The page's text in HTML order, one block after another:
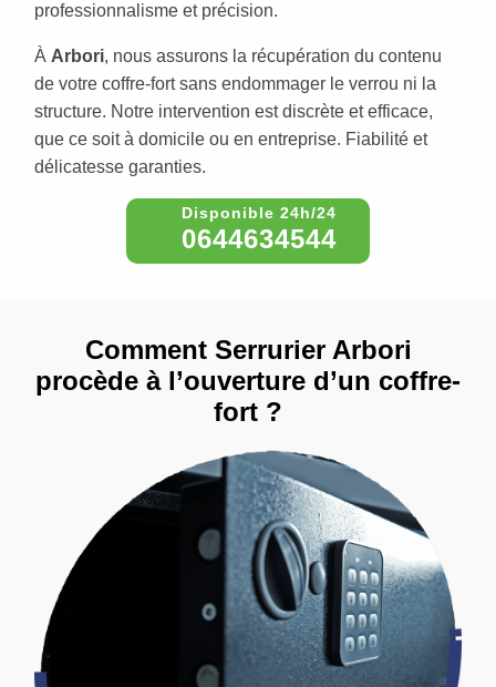
professionnalisme et précision.
À Arbori, nous assurons la récupération du contenu
de votre coffre-fort sans endommager le verrou ni la
structure. Notre intervention est discrète et efficace,
que ce soit à domicile ou en entreprise. Fiabilité et
délicatesse garanties.
0644634544
Comment Serrurier Arbori
procède à l’ouverture d’un coffre-
fort ?